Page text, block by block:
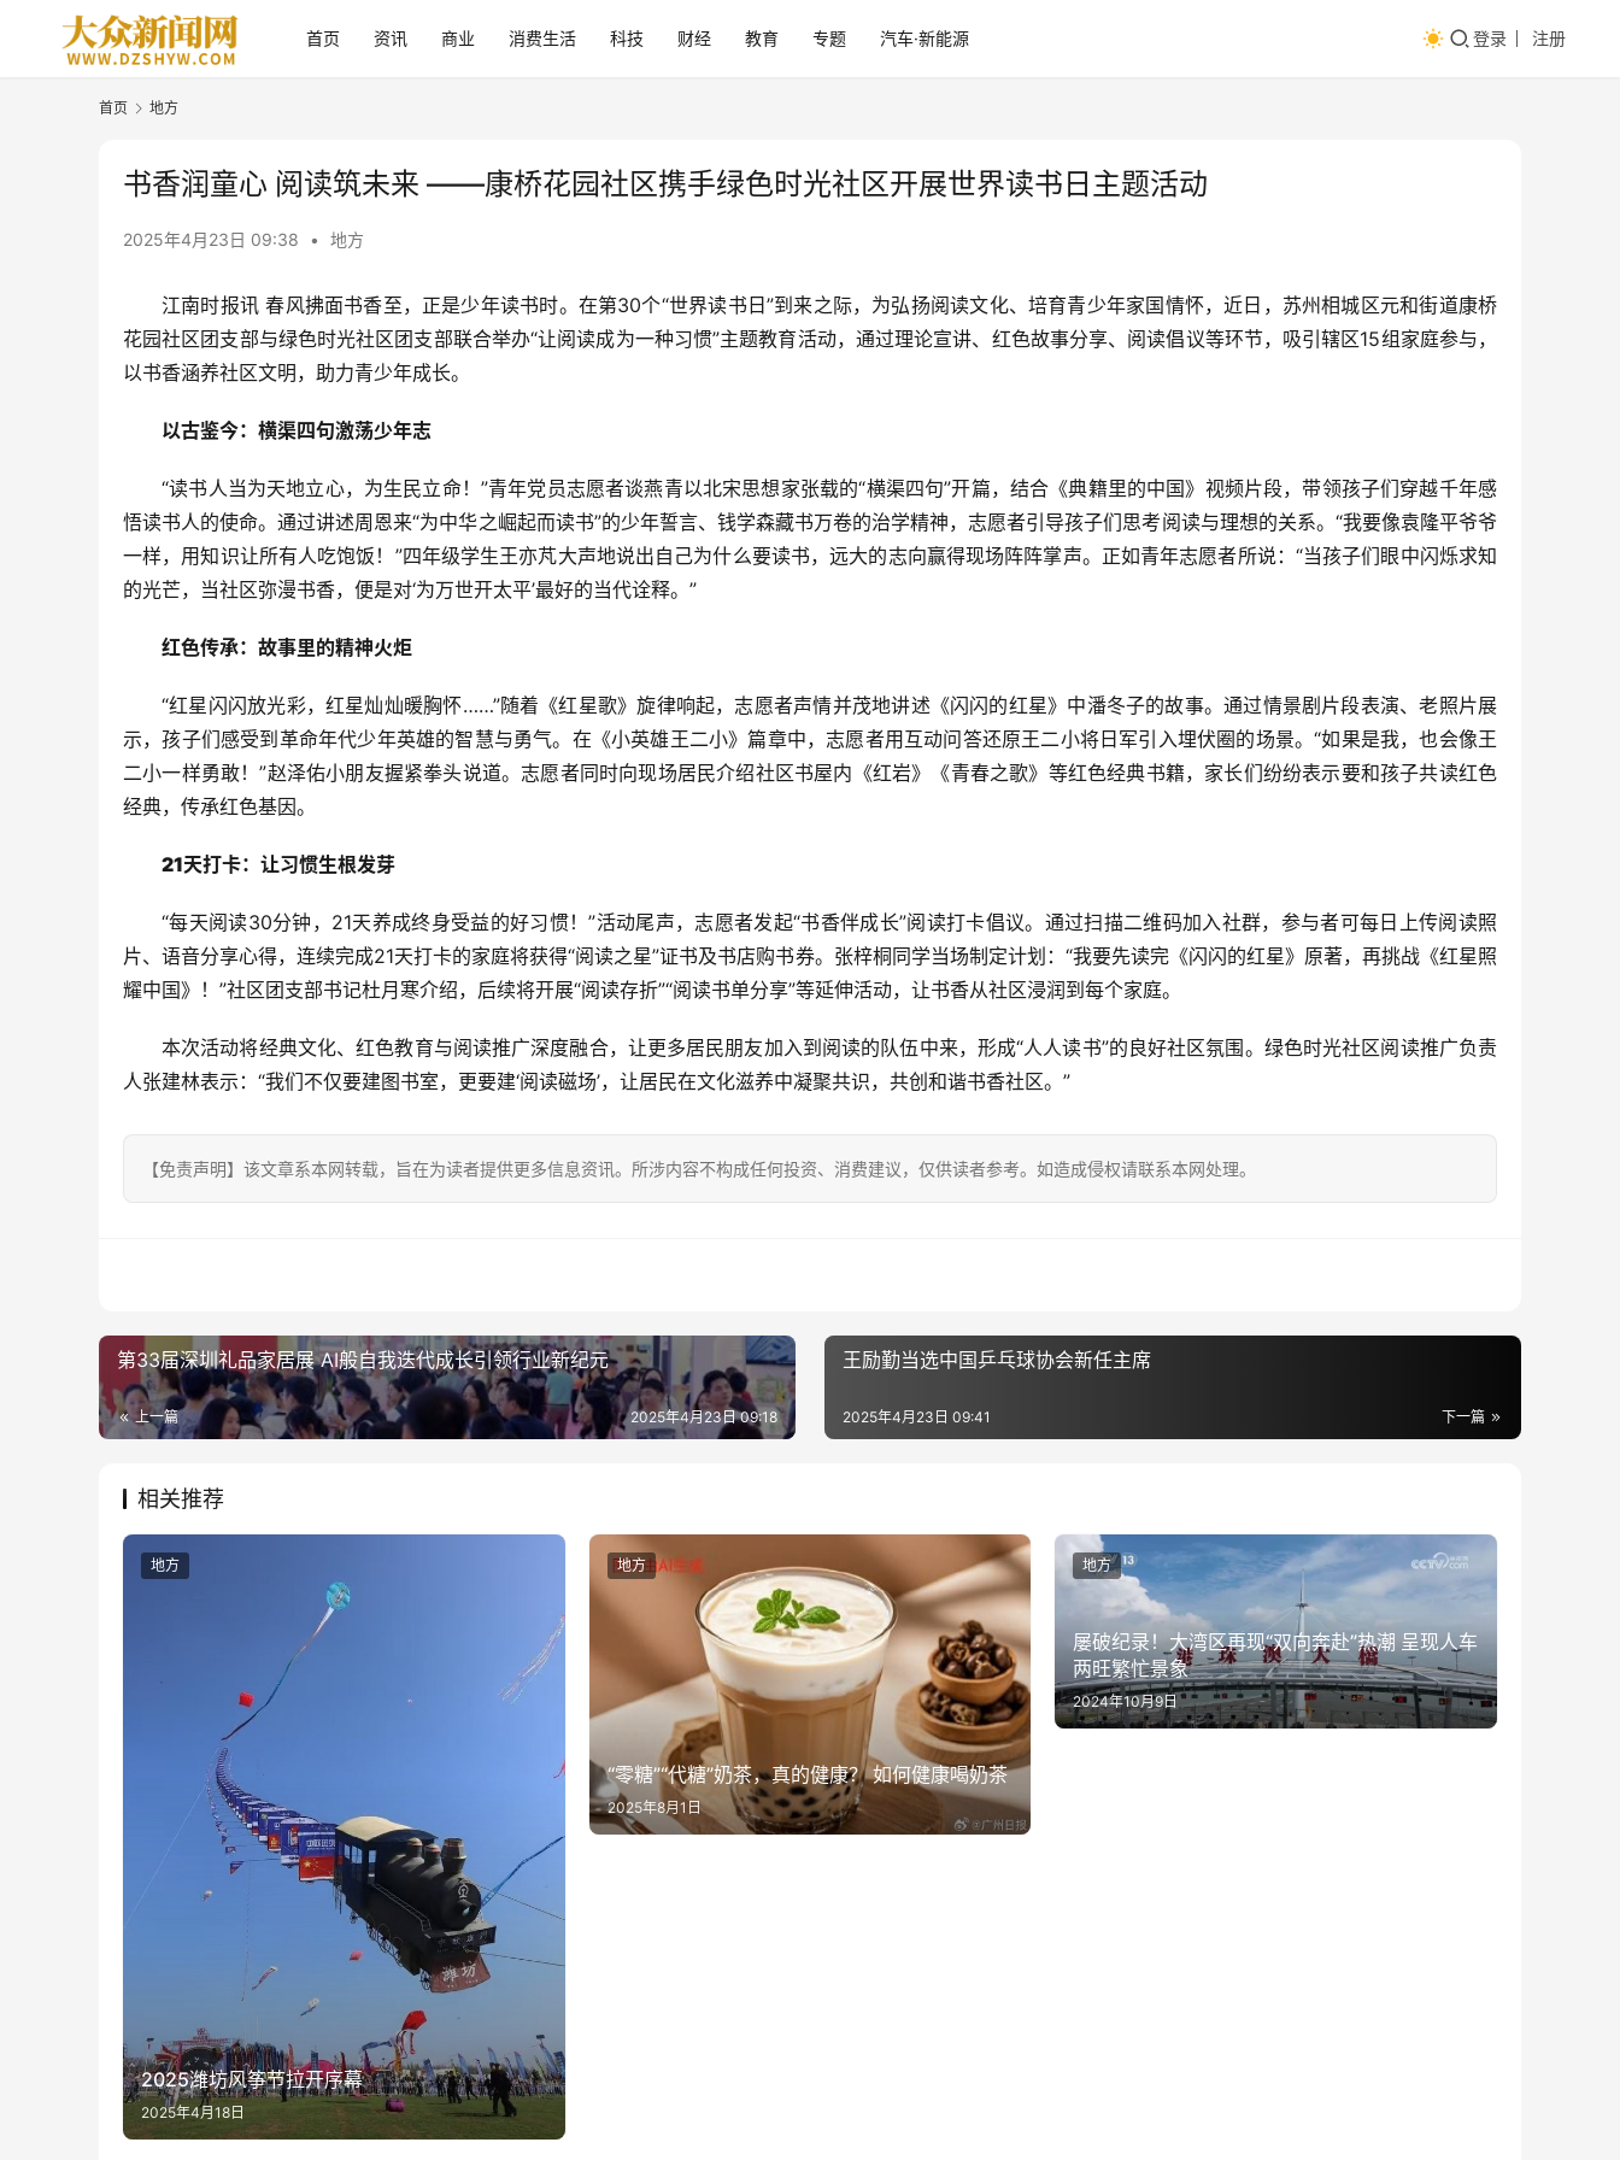
首页 资讯 商业 消费生活 科技 财经 教育 专题 汽车·新能源 登录 注册
首页 地方
书香润童心 阅读筑未来 ——康桥花园社区携手绿色时光社区开展世界读书日主题活动
2025年4月23日 09:38 • 地方
江南时报讯 春风拂面书香至，正是少年读书时。在第30个“世界读书日”到来之际，为弘扬阅读文化、培育青少年家国情怀，近日，苏州相城区元和街道康桥
花园社区团支部与绿色时光社区团支部联合举办“让阅读成为一种习惯”主题教育活动，通过理论宣讲、红色故事分享、阅读倡议等环节，吸引辖区15组家庭参与，
以书香涵养社区文明，助力青少年成长。
以古鉴今：横渠四句激荡少年志
“读书人当为天地立心，为生民立命！”青年党员志愿者谈燕青以北宋思想家张载的“横渠四句”开篇，结合《典籍里的中国》视频片段，带领孩子们穿越千年感
悟读书人的使命。通过讲述周恩来“为中华之崛起而读书”的少年誓言、钱学森藏书万卷的治学精神，志愿者引导孩子们思考阅读与理想的关系。“我要像袁隆平爷爷
一样，用知识让所有人吃饱饭！”四年级学生王亦芃大声地说出自己为什么要读书，远大的志向赢得现场阵阵掌声。正如青年志愿者所说：“当孩子们眼中闪烁求知
的光芒，当社区弥漫书香，便是对‘为万世开太平’最好的当代诠释。”
红色传承：故事里的精神火炬
“红星闪闪放光彩，红星灿灿暖胸怀……”随着《红星歌》旋律响起，志愿者声情并茂地讲述《闪闪的红星》中潘冬子的故事。通过情景剧片段表演、老照片展
示，孩子们感受到革命年代少年英雄的智慧与勇气。在《小英雄王二小》篇章中，志愿者用互动问答还原王二小将日军引入埋伏圈的场景。“如果是我，也会像王
二小一样勇敢！”赵泽佑小朋友握紧拳头说道。志愿者同时向现场居民介绍社区书屋内《红岩》《青春之歌》等红色经典书籍，家长们纷纷表示要和孩子共读红色
经典，传承红色基因。
21天打卡：让习惯生根发芽
“每天阅读30分钟，21天养成终身受益的好习惯！”活动尾声，志愿者发起“书香伴成长”阅读打卡倡议。通过扫描二维码加入社群，参与者可每日上传阅读照
片、语音分享心得，连续完成21天打卡的家庭将获得“阅读之星”证书及书店购书券。张梓桐同学当场制定计划：“我要先读完《闪闪的红星》原著，再挑战《红星照
耀中国》！”社区团支部书记杜月寒介绍，后续将开展“阅读存折”“阅读书单分享”等延伸活动，让书香从社区浸润到每个家庭。
本次活动将经典文化、红色教育与阅读推广深度融合，让更多居民朋友加入到阅读的队伍中来，形成“人人读书”的良好社区氛围。绿色时光社区阅读推广负责
人张建林表示：“我们不仅要建图书室，更要建‘阅读磁场’，让居民在文化滋养中凝聚共识，共创和谐书香社区。”
【免责声明】该文章系本网转载，旨在为读者提供更多信息资讯。所涉内容不构成任何投资、消费建议，仅供读者参考。如造成侵权请联系本网处理。
第33届深圳礼品家居展 AI般自我迭代成长引领行业新纪元
上一篇 2025年4月23日 09:18
王励勤当选中国乒乓球协会新任主席
下一篇
2025年4月23日 09:41
相关推荐
2025潍坊风筝节拉开序幕
2025年4月18日
地方
“零糖”“代糖”奶茶，真的健康？ 如何健康喝奶茶
2025年8月1日
地方
屡破纪录！大湾区再现“双向奔赴”热潮 呈现人车
两旺繁忙景象
2024年10月9日
地方